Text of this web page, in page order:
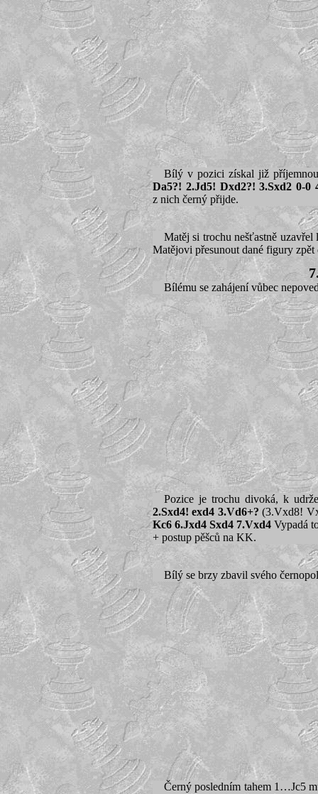
Bílý v pozici získal již
Da5?! 2.Jd5! Dxd2?! 3.Sxd2 0-0
z nich černý přijde.
Matěj si trochu nešťastně
Matějovi přesunout dané figury
Bílému se zahájení vůbec
Pozice je trochu divoká, k
2.Sxd4! exd4 3.Vd6+? (3.Vxd8!
Kc6 6.Jxd4 Sxd4 7.Vxd4 Vypadá
+ postup pěšců na KK.
Bílý se brzy zbavil svého
Černý posledním tahem 1…Jc5